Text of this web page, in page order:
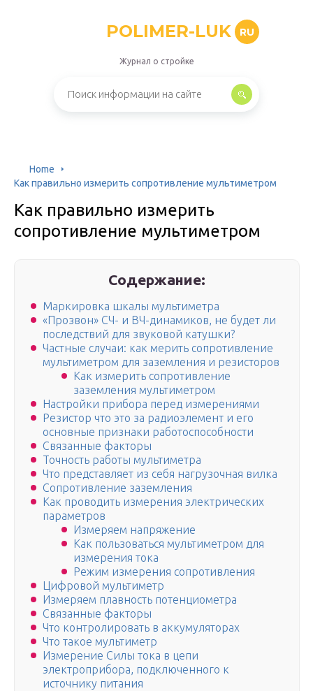
POLIMER-LUK RU
Журнал о стройке
Home
Как правильно измерить сопротивление мультиметром
Как правильно измерить
сопротивление мультиметром
Содержание:
Маркировка шкалы мультиметра
«Прозвон» СЧ- и ВЧ-динамиков, не будет ли
последствий для звуковой катушки?
Частные случаи: как мерить сопротивление
мультиметром для заземления и резисторов
Как измерить сопротивление
заземления мультиметром
Настройки прибора перед измерениями
Резистор что это за радиоэлемент и его
основные признаки работоспособности
Связанные факторы
Точность работы мультиметра
Что представляет из себя нагрузочная вилка
Сопротивление заземления
Как проводить измерения электрических
параметров
Измеряем напряжение
Как пользоваться мультиметром для
измерения тока
Режим измерения сопротивления
Цифровой мультиметр
Измеряем плавность потенциометра
Связанные факторы
Что контролировать в аккумуляторах
Что такое мультиметр
Измерение Силы тока в цепи
электроприбора, подключенного к
источнику питания